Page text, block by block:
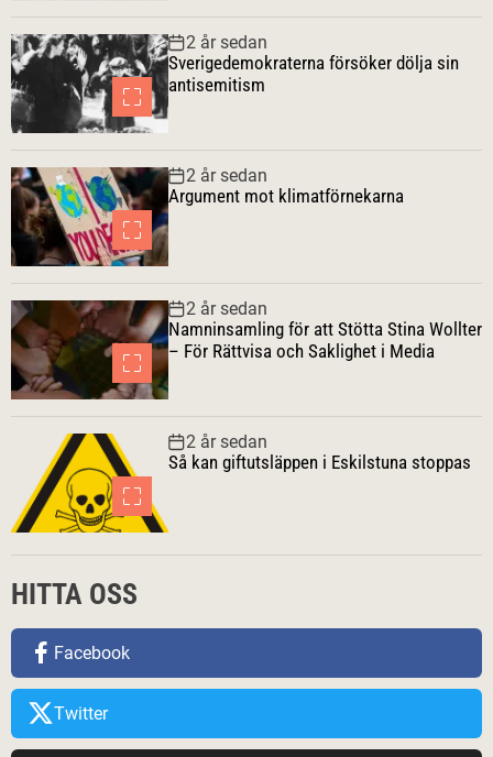
2 år sedan
Sverigedemokraterna försöker dölja sin
antisemitism
2 år sedan
Argument mot klimatförnekarna
2 år sedan
Namninsamling för att Stötta Stina Wollter
– För Rättvisa och Saklighet i Media
2 år sedan
Så kan giftutsläppen i Eskilstuna stoppas
HITTA OSS
Facebook
Twitter